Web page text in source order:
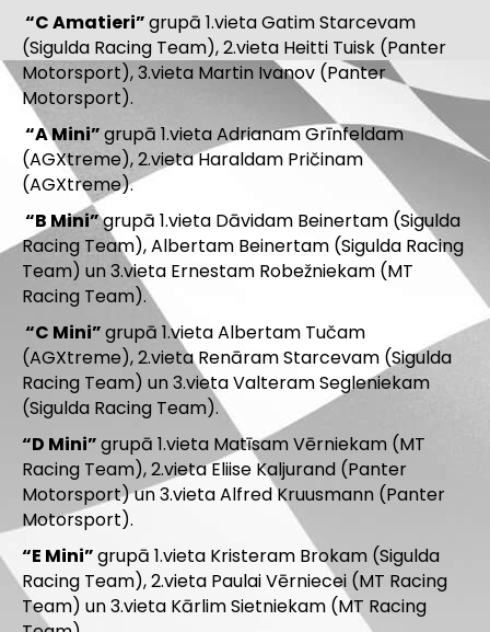
“C Amatieri”grupā 1.vieta Gatim Starcevam
(Sigulda Racing Team), 2.vieta Heitti Tuisk (Panter
Motorsport), 3.vieta Martin Ivanov (Panter
Motorsport).
“A Mini”grupā 1.vieta Adrianam Grīnfeldam
(AGXtreme), 2.vieta Haraldam Pričinam
(AGXtreme).
“B Mini”grupā 1.vieta Dāvidam Beinertam (Sigulda
Racing Team), Albertam Beinertam (Sigulda Racing
Team) un 3.vieta Ernestam Robežniekam (MT
Racing Team).
“C Mini”grupā 1.vieta Albertam Tučam
(AGXtreme), 2.vieta Renāram Starcevam (Sigulda
Racing Team) un 3.vieta Valteram Segleniekam
(Sigulda Racing Team).
“D Mini”grupā 1.vieta Matīsam Vērniekam (MT
Racing Team), 2.vieta Eliise Kaljurand (Panter
Motorsport) un 3.vieta Alfred Kruusmann (Panter
Motorsport).
“E Mini”grupā 1.vieta Kristeram Brokam (Sigulda
Racing Team), 2.vieta Paulai Vērniecei (MT Racing
Team) un 3.vieta Kārlim Sietniekam (MT Racing